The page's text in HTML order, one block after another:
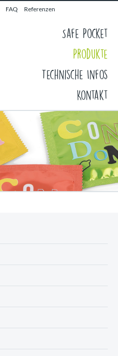
FAQ Referenzen
Safe Pocket
Produkte
Technische Infos
Kontakt